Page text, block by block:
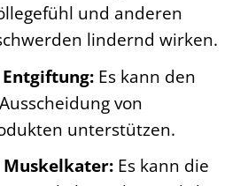
und anderen
lindernd wirken.
Es kann den
von
unterstützen.
Es kann die